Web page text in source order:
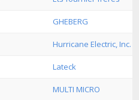
GHEBERG
Hurricane Electric, Inc.
Lateck
MULTI MICRO